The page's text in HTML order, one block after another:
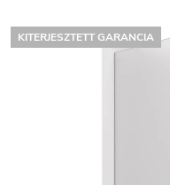
KITERJESZTETT GARANCIA